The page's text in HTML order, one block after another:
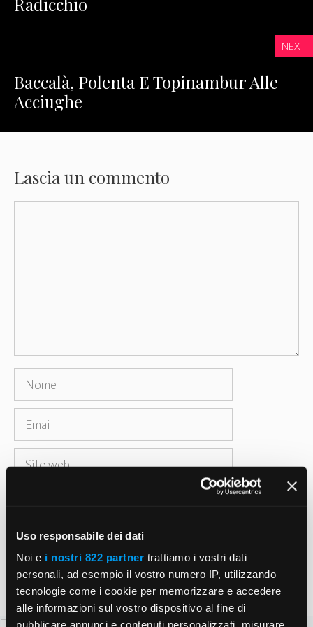
Uso responsabile dei dati
Noi e i nostri 822 partner trattiamo i vostri dati
personali, ad esempio il vostro numero IP, utilizzando
tecnologie come i cookie per memorizzare e accedere
alle informazioni sul vostro dispositivo al fine di
pubblicare annunci e contenuti personalizzati, misurare
NEXT
Baccalà, Polenta E Topinambur Alle
Acciughe
Lascia un commento
Nome
Email
Sito
Salva il mio nome, email e sito web in questo